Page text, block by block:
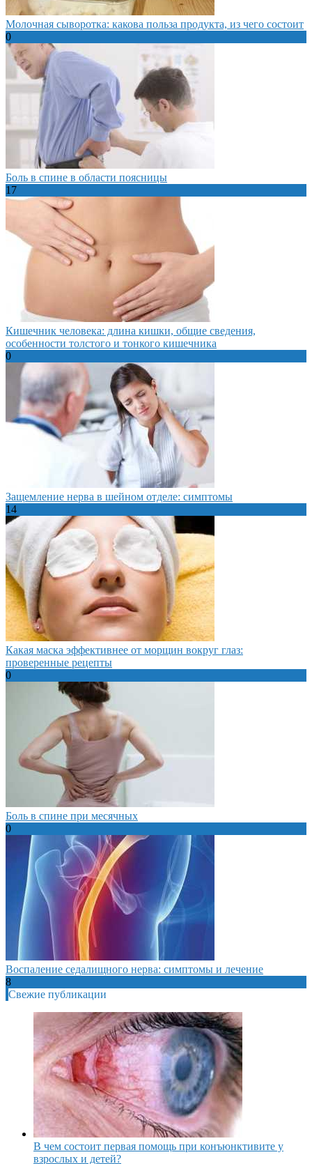
Молочная сыворотка: какова польза продукта, из чего состоит
0
Боль в спине в области поясницы
17
Кишечник человека: длина кишки, общие сведения,
особенности толстого и тонкого кишечника
0
Защемление нерва в шейном отделе: симптомы
14
Какая маска эффективнее от морщин вокруг глаз:
проверенные рецепты
0
Боль в спине при месячных
0
Воспаление седалищного нерва: симптомы и лечение
8
Свежие публикации
В чем состоит первая помощь при конъюнктивите у
взрослых и детей?